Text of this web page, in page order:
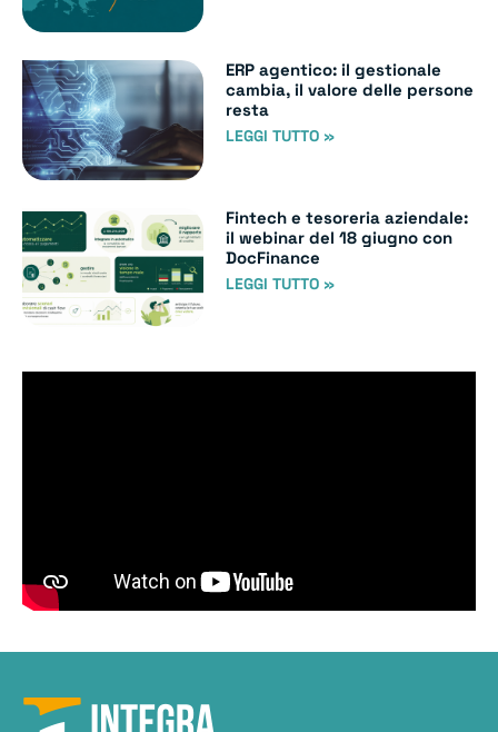
ERP agentico: il gestionale
cambia, il valore delle persone
resta
LEGGI TUTTO »
Fintech e tesoreria aziendale:
il webinar del 18 giugno con
DocFinance
LEGGI TUTTO »